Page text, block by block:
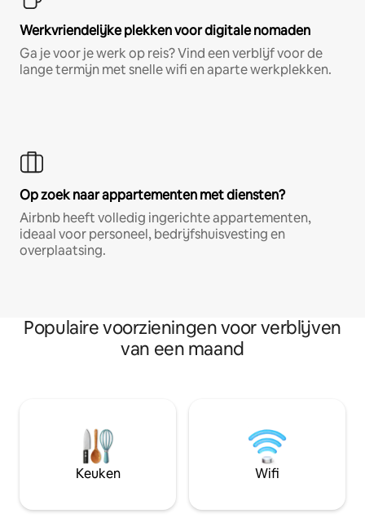
Werkvriendelijke plekken voor digitale nomaden
Ga je voor je werk op reis? Vind een verblijf voor de
lange termijn met snelle wifi en aparte werkplekken.
Op zoek naar appartementen met diensten?
Airbnb heeft volledig ingerichte appartementen,
ideaal voor personeel, bedrijfshuisvesting en
overplaatsing.
Populaire voorzieningen voor verblijven
van een maand
Keuken Wifi